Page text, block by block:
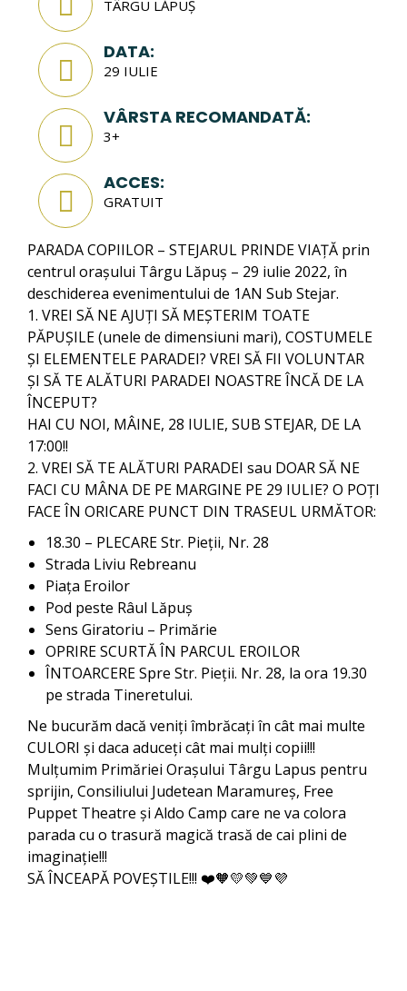
TÂRGU LĂPUȘ
DATA:
29 IULIE
VÂRSTA RECOMANDATĂ:
3+
ACCES:
GRATUIT
PARADA COPIILOR – STEJARUL PRINDE VIAȚĂ prin
centrul orașului Târgu Lăpuș – 29 iulie 2022, în
deschiderea evenimentului de 1AN Sub Stejar.
1. VREI SĂ NE AJUȚI SĂ MEȘTERIM TOATE
PĂPUȘILE (unele de dimensiuni mari), COSTUMELE
ȘI ELEMENTELE PARADEI? VREI SĂ FII VOLUNTAR
ȘI SĂ TE ALĂTURI PARADEI NOASTRE ÎNCĂ DE LA
ÎNCEPUT?
HAI CU NOI, MÂINE, 28 IULIE, SUB STEJAR, DE LA
17:00!!
2. VREI SĂ TE ALĂTURI PARADEI sau DOAR SĂ NE
FACI CU MÂNA DE PE MARGINE PE 29 IULIE? O POȚI
FACE ÎN ORICARE PUNCT DIN TRASEUL URMĂTOR:
18.30 – PLECARE Str. Pieții, Nr. 28
Strada Liviu Rebreanu
Piața Eroilor
Pod peste Râul Lăpuș
Sens Giratoriu – Primărie
OPRIRE SCURTĂ ÎN PARCUL EROILOR
ÎNTOARCERE Spre Str. Pieții. Nr. 28, la ora 19.30
pe strada Tineretului.
Ne bucurăm dacă veniți îmbrăcați în cât mai multe
CULORI și daca aduceți cât mai mulți copii!!!
Mulțumim Primăriei Orașului Târgu Lapus pentru
sprijin, Consiliului Judetean Maramureș, Free
Puppet Theatre și Aldo Camp care ne va colora
parada cu o trasură magică trasă de cai plini de
imaginație!!!
SĂ ÎNCEAPĂ POVEȘTILE!!! ❤️🧡💛💚💙💜